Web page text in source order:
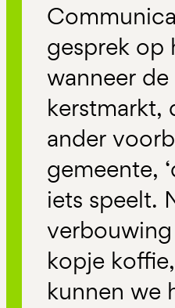
gesprek op
wanneer
kerstmarkt,
ander
gemeente,
iets speelt.
kopje
kunnen we